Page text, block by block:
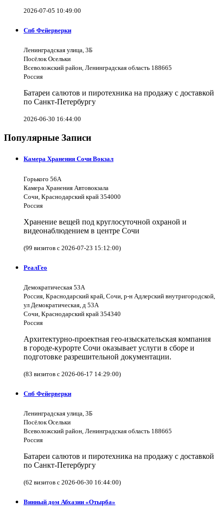
2026-07-05 10:49:00
Спб Фейерверки
Ленинградская улица, 3Б
Посёлок Осельки
Всеволожский район, Ленинградская область 188665
Россия
Батареи салютов и пиротехника на продажу с доставкой
по Санкт-Петербургу
2026-06-30 16:44:00
Популярные Записи
Камера Хранения Сочи Вокзал
Горького 56А
Камера Хранения Автовокзала
Сочи, Краснодарский край 354000
Россия
Хранение вещей под круглосуточной охраной и
видеонаблюдением в центре Сочи
(99 визитов с 2026-07-23 15:12:00)
РеалГео
Демократическая 53А
Россия, Краснодарский край, Сочи, р-н Адлерский внутригородской,
ул Демократическая, д 53А
Сочи, Краснодарский край 354340
Россия
Архитектурно-проектная гео-изыскательская компания
в городе-курорте Сочи оказывает услуги в сборе и
подготовке разрешительной документации.
(83 визитов с 2026-06-17 14:29:00)
Спб Фейерверки
Ленинградская улица, 3Б
Посёлок Осельки
Всеволожский район, Ленинградская область 188665
Россия
Батареи салютов и пиротехника на продажу с доставкой
по Санкт-Петербургу
(62 визитов с 2026-06-30 16:44:00)
Винный дом Абхазии «Отырба»